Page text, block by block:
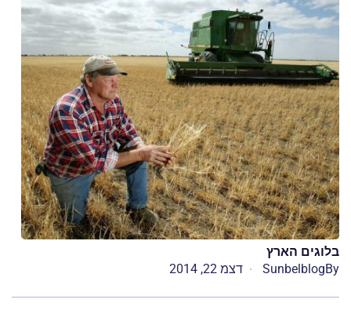
בלוגים הארץ
By
Sunbelblog דצמ 22, 2014